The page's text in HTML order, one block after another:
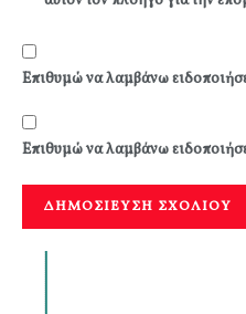
Επιθυμώ να λαμβάνω
Επιθυμώ να λαμβάνω